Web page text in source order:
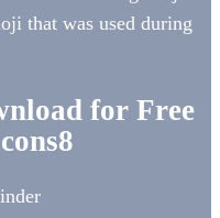
that was used during
for Free